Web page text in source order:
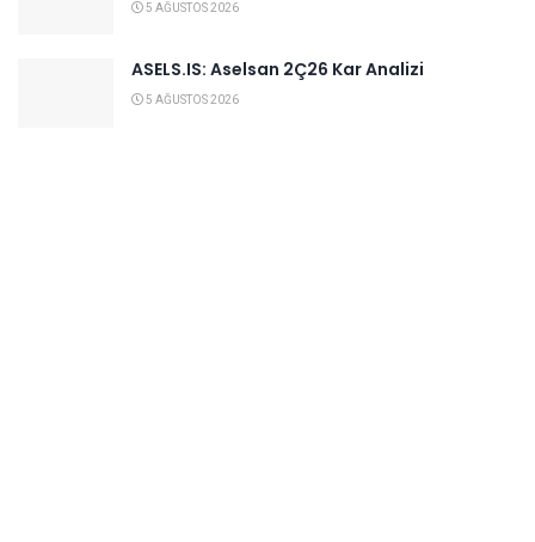
5 AĞUSTOS 2026
ASELS.IS: Aselsan 2Ç26 Kar Analizi
5 AĞUSTOS 2026